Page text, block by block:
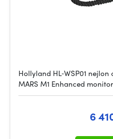
Hollyland HL‑WSP01
MARS M1 Enhanced
6